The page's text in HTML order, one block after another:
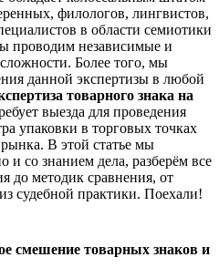
филологов, лингвистов,
в области семиотики
проводим независимые и
Более того, мы
данной экспертизы в любой
товарного знака на
выезда для проведения
упаковки в торговых точках
В этой статье мы
и со знанием дела, разберём все
до методик сравнения, от
судебной практики. Поехали!
смешение товарных знаков и